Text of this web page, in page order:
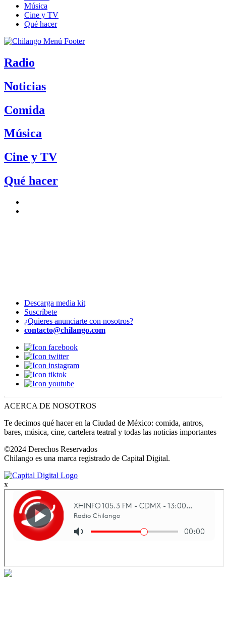
Música
Cine y TV
Qué hacer
Radio
Noticias
Comida
Música
Cine y TV
Qué hacer
Descarga media kit
Suscríbete
¿Quieres anunciarte con nosotros?
contacto@chilango.com
ACERCA DE NOSOTROS
Te decimos qué hacer en la Ciudad de México: comida, antros,
bares, música, cine, cartelera teatral y todas las noticias importantes
©2024 Derechos Reservados
Chilango es una marca registrado de Capital Digital.
x